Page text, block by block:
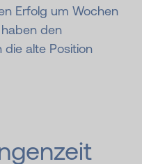
Erfolg um Wochen
den
die alte Position